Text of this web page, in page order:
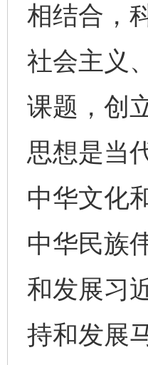
相结合，
社会主义
课题，创
思想是当
中华文化
中华民族
和发展习
持和发展